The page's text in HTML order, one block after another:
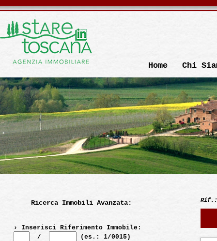
Home Chi
Ricerca Immobili Avanzata:
› Inserisci Riferimento Immobile:
/
(es.: 1/0015)
Rif.: